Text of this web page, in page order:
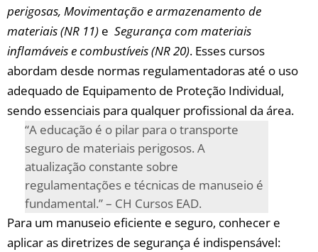
perigosas, ​Movimentação e⁣ armazenamento de
materiais⁤ (NR 11) e ⁣ Segurança com materiais
inflamáveis e combustíveis (NR 20). ⁤Esses cursos
abordam desde ⁣normas⁤ regulamentadoras⁢ até ⁣o ​uso
adequado de Equipamento de Proteção Individual,
sendo essenciais ⁤para qualquer profissional da área.
“A educação ⁢é ​o pilar ‍para o ⁤transporte
seguro de materiais perigosos.‌ A
atualização constante sobre
regulamentações e técnicas de⁢ manuseio‍ é
fundamental.”⁢ – CH⁣ Cursos EAD.
Para um ⁣manuseio eficiente‍ e⁤ seguro, conhecer⁢ e
aplicar as diretrizes de segurança ‌é indispensável: